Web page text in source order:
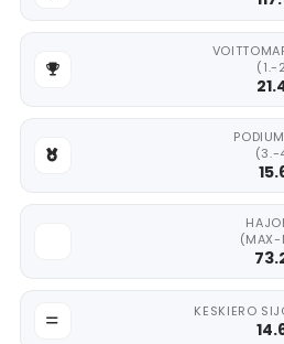
(1.-
(3.-
KESKIERO